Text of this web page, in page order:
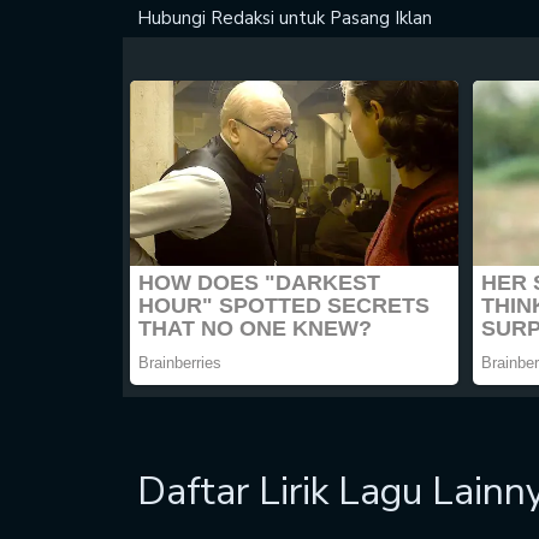
Hubungi Redaksi untuk Pasang Iklan
Daftar Lirik Lagu